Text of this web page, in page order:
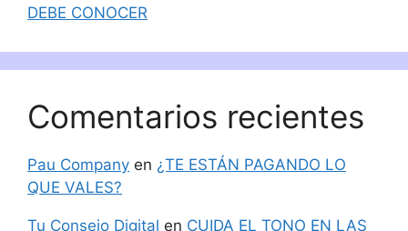
DEBE CONOCER
Comentarios recientes
Pau Company en ¿TE ESTÁN PAGANDO LO
QUE VALES?
Tu Consejo Digital en CUIDA EL TONO EN LAS